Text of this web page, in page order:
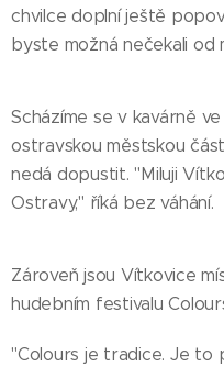
chvilce doplní ještě
byste možná nečekali od
Scházíme se v kavárně
ostravskou městskou
nedá dopustit. "Miluji
Ostravy," říká bez váhání.
Zároveň jsou Vítkovice
hudebním festivalu
"Colours je tradice. Je to